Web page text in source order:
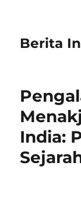
Berita
India: